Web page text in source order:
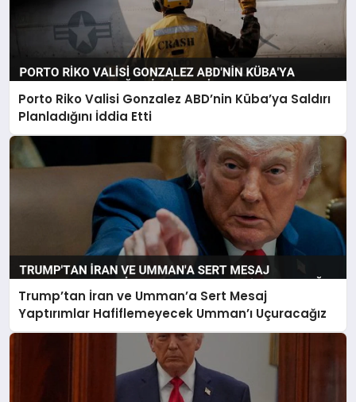
Porto Riko Valisi Gonzalez ABD’nin Küba’ya Saldırı
Planladığını İddia Etti
Trump’tan İran ve Umman’a Sert Mesaj
Yaptırımlar Hafiflemeyecek Umman’ı Uçuracağız